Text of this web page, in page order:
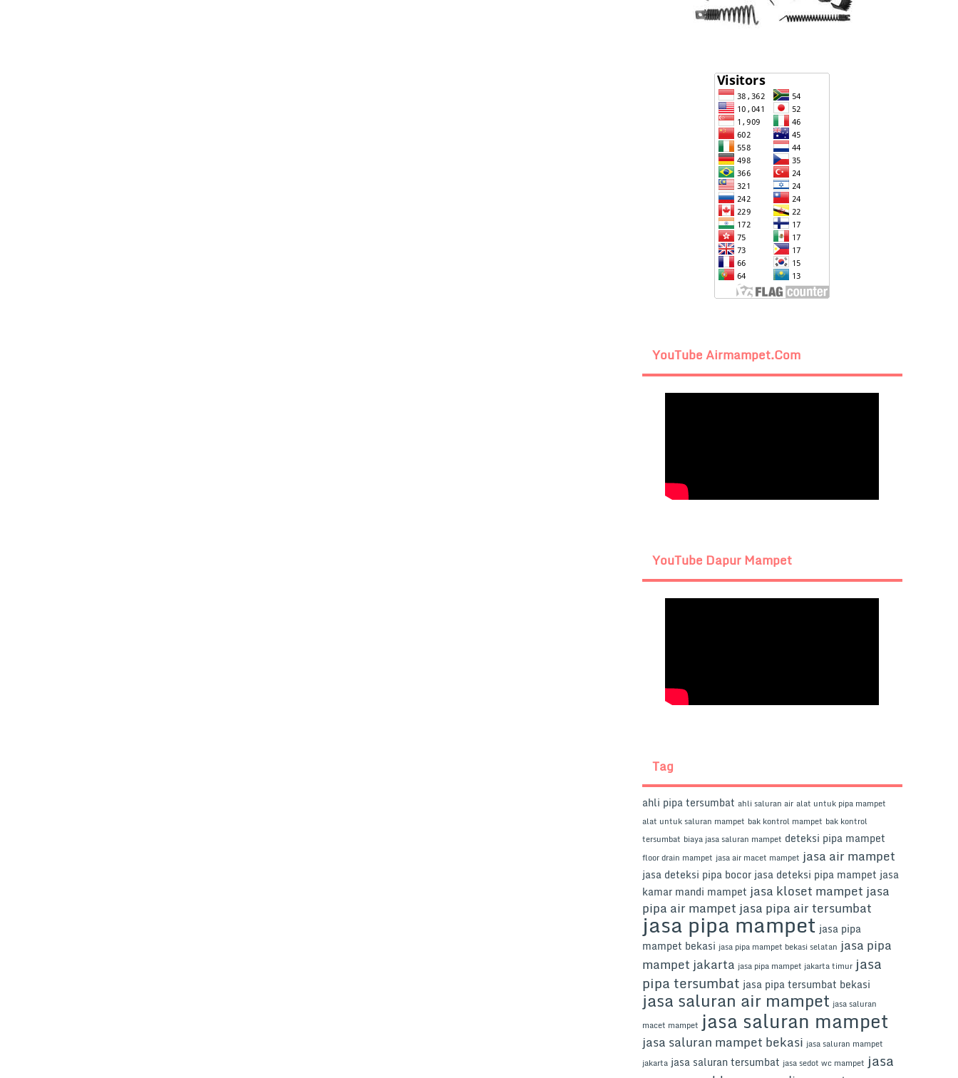
YouTube Airmampet.com
YouTube Dapur Mampet
Tag
ahli pipa tersumbat ahli saluran air alat untuk pipa mampet
alat untuk saluran mampet bak kontrol mampet bak kontrol
tersumbat biaya jasa saluran mampet deteksi pipa mampet
floor drain mampet jasa air macet mampet jasa air mampet
jasa deteksi pipa bocor jasa deteksi pipa mampet jasa
kamar mandi mampet jasa kloset mampet jasa
pipa air mampet jasa pipa air tersumbat
jasa pipa mampet jasa pipa
mampet bekasi jasa pipa mampet bekasi selatan jasa pipa
mampet jakarta jasa pipa mampet jakarta timur jasa
pipa tersumbat jasa pipa tersumbat bekasi
jasa saluran air mampet jasa saluran
macet mampet jasa saluran mampet
jasa saluran mampet bekasi jasa saluran mampet
jakarta jasa saluran tersumbat jasa sedot wc mampet jasa